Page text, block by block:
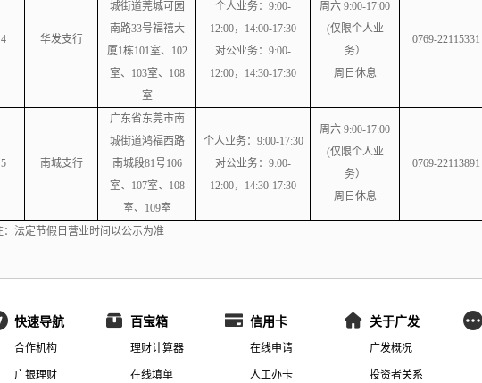
4 华发支行
城街道莞城可园
南路33号福禧大
厦1栋101室、102
室、103室、108
室
个人业务： 9:00-
12:00，14:00-17:30
对公业务： 9:00-
12:00，14:30-17:30
周六 9:00-17:00
(仅限个人业
务）
周日休息
0769-22115331
5 南城支行
广东省东莞市南
城街道鸿福西路
南城段81号106
室、107室、108
室、109室
个人业务： 9:00-17:30
对公业务： 9:00-
12:00，14:30-17:30
周六 9:00-17:00
(仅限个人业
务）
周日休息
0769-22113891
：法定节假日营业时间以公示为准
快速导航
合作机构
广银理财
百宝箱
理财计算器
在线填单
信用卡
在线申请
人工办卡
关于广发
广发概况
投资者关系